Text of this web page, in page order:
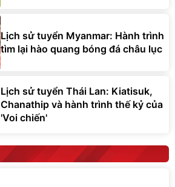
Lịch sử tuyển Myanmar: Hành trình
tìm lại hào quang bóng đá châu lục
Lịch sử tuyển Thái Lan: Kiatisuk,
Chanathip và hành trình thế kỷ của
'Voi chiến'